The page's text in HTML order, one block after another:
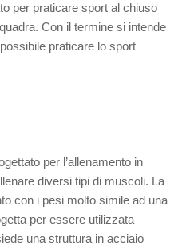
per praticare sport al chiuso
Con il termine si intende
praticare lo sport
per l’allenamento in
diversi tipi di muscoli. La
con i pesi molto simile ad una
per essere utilizzata
una struttura in acciaio